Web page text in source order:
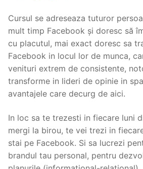
Cursul se adreseaza tuturor
mult timp Facebook și doresc să
cu placutul, mai exact doresc sa
Facebook in locul lor de munca,
venituri extrem de consistente,
transforme in lideri de opinie in
avantajele care decurg de aici.
In loc sa te trezesti in fiecare luni
mergi la birou, te vei trezi in
stai pe Facebook. Si sa lucrezi
brandul tau personal, pentru